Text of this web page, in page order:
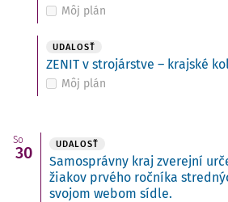
Môj plán
UDALOSŤ
ZENIT v strojárstve – krajské
Môj plán
So
30 UDALOSŤ
Samosprávny kraj zverejní
žiakov prvého ročníka
svojom webom sídle.